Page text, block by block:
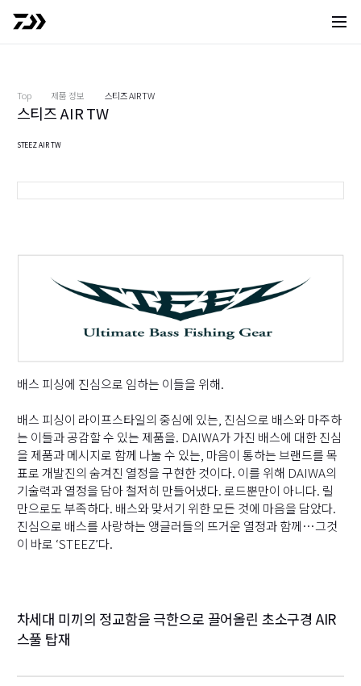
사이
Top 제품 정보 스티즈 AIR TW
스티즈 AIR TW
STEEZ AIR TW
배스 피싱에 진심으로 임하는 이들을 위해.
배스 피싱이 라이프스타일의 중심에 있는, 진심으로 배스와 마주하
는 이들과 공감할 수 있는 제품을. DAIWA가 가진 배스에 대한 진심
을 제품과 메시지로 함께 나눌 수 있는, 마음이 통하는 브랜드를 목
표로 개발진의 숨겨진 열정을 구현한 것이다. 이를 위해 DAIWA의
기술력과 열정을 담아 철저히 만들어냈다. 로드뿐만이 아니다. 릴
만으로도 부족하다. 배스와 맞서기 위한 모든 것에 마음을 담았다.
진심으로 배스를 사랑하는 앵글러들의 뜨거운 열정과 함께…그것
이 바로 ‘STEEZ’다.
차세대 미끼의 정교함을 극한으로 끌어올린 초소구경 AIR
스풀 탑재